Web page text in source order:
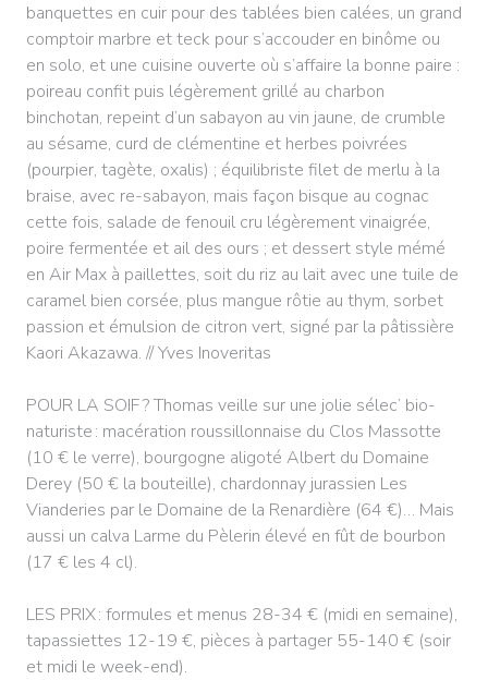
banquettes en cuir pour des tablées bien calées, un grand
comptoir marbre et teck pour s’accouder en binôme ou
en solo, et une cuisine ouverte où s’affaire la bonne paire :
poireau confit puis légèrement grillé au charbon
binchotan, repeint d’un sabayon au vin jaune, de crumble
au sésame, curd de clémentine et herbes poivrées
(pourpier, tagète, oxalis) ; équilibriste filet de merlu à la
braise, avec re-sabayon, mais façon bisque au cognac
cette fois, salade de fenouil cru légèrement vinaigrée,
poire fermentée et ail des ours ; et dessert style mémé
en Air Max à paillettes, soit du riz au lait avec une tuile de
caramel bien corsée, plus mangue rôtie au thym, sorbet
passion et émulsion de citron vert, signé par la pâtissière
Kaori Akazawa. // Yves Inoveritas
POUR LA SOIF ? Thomas veille sur une jolie sélec’ bio-
naturiste : macération roussillonnaise du Clos Massotte
(10 € le verre), bourgogne aligoté Albert du Domaine
Derey (50 € la bouteille), chardonnay jurassien Les
Vianderies par le Domaine de la Renardière (64 €)… Mais
aussi un calva Larme du Pèlerin élevé en fût de bourbon
(17 € les 4 cl).
LES PRIX : formules et menus 28-34 € (midi en semaine),
tapassiettes 12-19 €, pièces à partager 55-140 € (soir
et midi le week-end).